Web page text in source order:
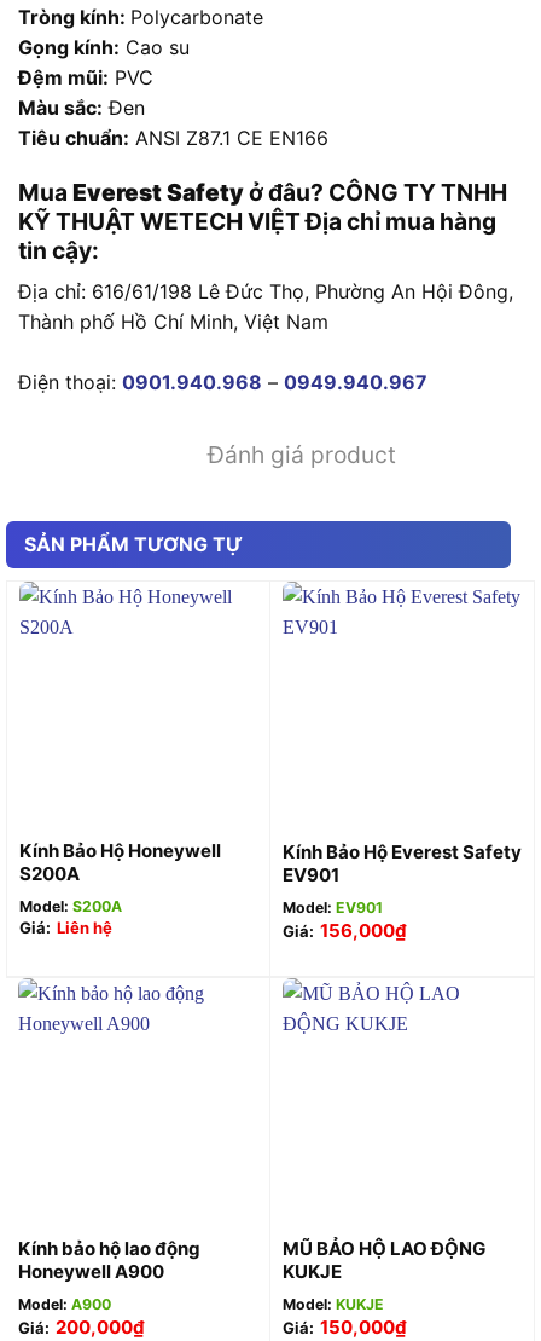
Tròng kính: Polycarbonate
Gọng kính: Cao su
Đệm mũi: PVC
Màu sắc: Đen
Tiêu chuẩn: ANSI Z87.1 CE EN166
Mua Everest Safetyở đâu? CÔNG TY TNHH
KỸ THUẬT WETECH VIỆT Địa chỉ mua hàng
tin cậy:
Địa chỉ: 616/61/198 Lê Đức Thọ, Phường An Hội Đông,
Thành phố Hồ Chí Minh, Việt Nam
Điện thoại: 0901.940.968 – 0949.940.967
Đánh giá product
SẢN PHẨM TƯƠNG TỰ
Kính Bảo Hộ Honeywell
S200A
Model: S200A
Giá: Liên hệ
Kính Bảo Hộ Everest Safety
EV901
Model: EV901
Giá: 156,000₫
Kính bảo hộ lao động
Honeywell A900
Model: A900
Giá: 200,000₫
MŨ BẢO HỘ LAO ĐỘNG
KUKJE
Model: KUKJE
Giá: 150,000₫